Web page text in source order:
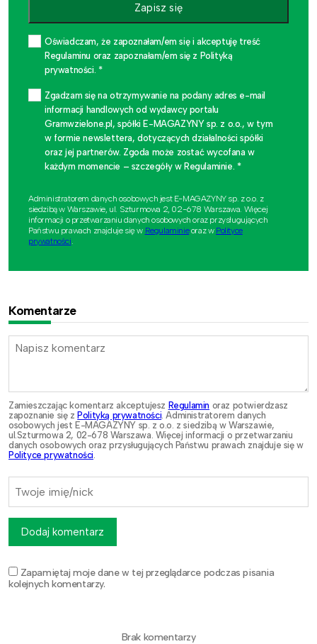
Zapisz się
Oświadczam, że zapoznałam/em się i akceptuję treść
Regulaminu oraz zapoznałam/em się z Polityką
prywatności. *
Zgadzam się na otrzymywanie na podany adres e-mail
informacji handlowych od wydawcy portalu
Gramwzielone.pl, spółki E-MAGAZYNY sp. z o.o., w tym
w formie newslettera, dotyczących działalności spółki
oraz jej partnerów. Zgoda może zostać wycofana w
każdym momencie – szczegóły w Regulaminie. *
Administratorem danych osobowych jest E-MAGAZYNY sp. z o.o. z
siedzibą w Warszawie, ul. Szturmowa 2, 02-678 Warszawa. Więcej
informacji o przetwarzaniu danych osobowych oraz przysługujących
Państwu prawach znajduje się w Regulaminieoraz w Polityce
prywatności
Komentarze
Zamieszczając komentarz akceptujesz Regulamin oraz potwierdzasz
zapoznanie się z Polityką prywatności. Administratorem danych
osobowych jest E-MAGAZYNY sp. z o.o. z siedzibą w Warszawie,
ul.Szturmowa 2, 02-678 Warszawa. Więcej informacji o przetwarzaniu
danych osobowych oraz przysługujących Państwu prawach znajduje się w
Polityce prywatności.
Zapamiętaj moje dane w tej przeglądarce podczas pisania
kolejnych komentarzy.
Dodaj komentarz
Brak komentarzy